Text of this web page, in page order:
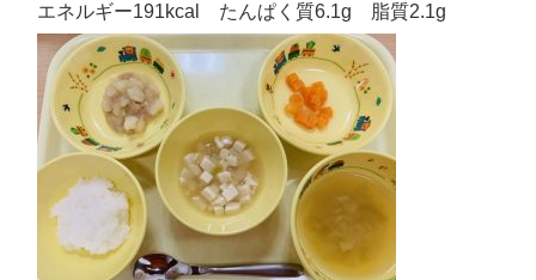
エネルギー191kcal たんぱく質6.1g 脂質2.1g